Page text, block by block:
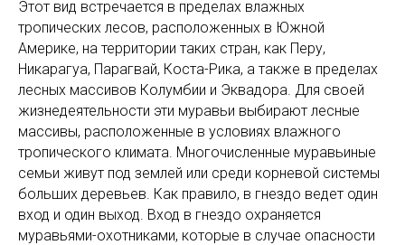
Этот вид встречается в пределах влажных
тропических лесов, расположенных в Южной
Америке, на территории таких стран, как Перу,
Никарагуа, Парагвай, Коста-Рика, а также в пределах
лесных массивов Колумбии и Эквадора. Для своей
жизнедеятельности эти муравьи выбирают лесные
массивы, расположенные в условиях влажного
тропического климата. Многочисленные муравьиные
семьи живут под землей или среди корневой системы
больших деревьев. Как правило, в гнездо ведет один
вход и один выход. Вход в гнездо охраняется
муравьями-охотниками, которые в случае опасности